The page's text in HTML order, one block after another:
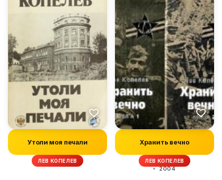
Утоли моя печали
ЛЕВ КОПЕЛЕВ
Хранить вечно
ЛЕВ КОПЕЛЕВ
2004